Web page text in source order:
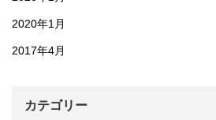
2020年1月
2017年4月
カテゴリー